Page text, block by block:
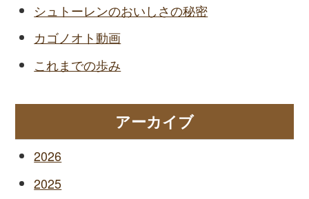
シュトーレンのおいしさの秘密
カゴノオト動画
これまでの歩み
アーカイブ
2026
2025